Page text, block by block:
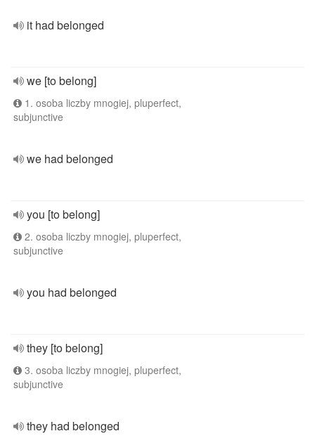
it had belonged
we [to belong]
1. osoba liczby mnogiej, pluperfect,
subjunctive
we had belonged
you [to belong]
2. osoba liczby mnogiej, pluperfect,
subjunctive
you had belonged
they [to belong]
3. osoba liczby mnogiej, pluperfect,
subjunctive
they had belonged